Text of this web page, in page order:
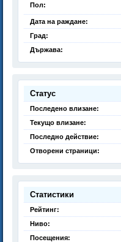
Пол:
Дата на раждане:
Град:
Държава:
Статус
Последено влизане:
Текущо влизане:
Последно действие:
Отворени страници:
Статистики
Рейтинг:
Ниво:
Посещения: